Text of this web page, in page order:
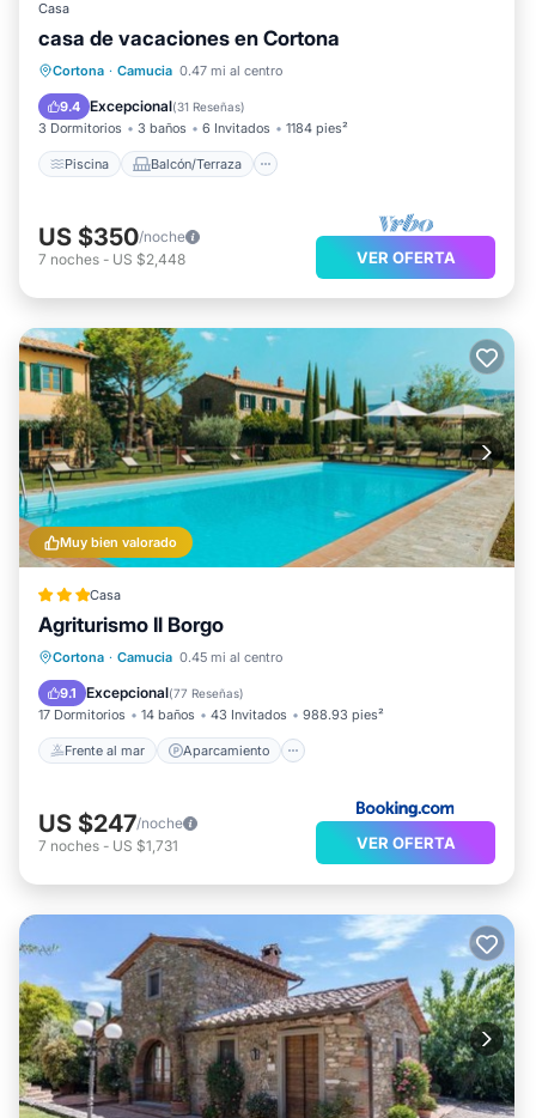
Casa
casa de vacaciones en Cortona
Cortona · Camucia 0.47 mi al centro
9.4 Excepcional(31 Reseñas)
3 Dormitorios 3 baños 6 Invitados 1184 pies²
Piscina Balcón/Terraza
Piscina Balcón/Terraza
Internet
US $350/noche
7 noches - US $2,448 VER OFERTA
Muy bien valorado
Casa
Agriturismo Il Borgo
Cortona · Camucia 0.45 mi al centro
9.1 Excepcional(77 Reseñas)
17 Dormitorios 14 baños 43 Invitados 988.93 pies²
Frente al mar Aparcamiento
Frente al mar Aparcamiento
Vista al mar
US $247/noche
7 noches - US $1,731 VER OFERTA